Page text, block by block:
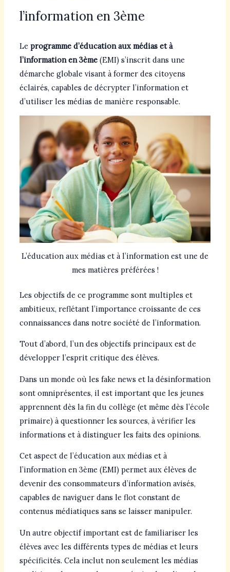
l’information en 3ème
Le programme d’éducation aux médias et à
l’information en 3ème(EMI) s’inscrit dans une
démarche globale visant à former des citoyens
éclairés, capables de décrypter l’information et
d’utiliser les médias de manière responsable.
L’éducation aux médias et à l’information est une de
mes matières préférées !
Les objectifs de ce programme sont multiples et
ambitieux, reflétant l’importance croissante de ces
connaissances dans notre société de l’information.
Tout d’abord, l’un des objectifs principaux est de
développer l’esprit critique des élèves.
Dans un monde où les fake news et la désinformation
sont omniprésentes, il est important que les jeunes
apprennent dès la fin du collège (et même dès l’école
primaire) à questionner les sources, à vérifier les
informations et à distinguer les faits des opinions.
Cet aspect de l’éducation aux médias et à
l’information en 3ème (EMI) permet aux élèves de
devenir des consommateurs d’information avisés,
capables de naviguer dans le flot constant de
contenus médiatiques sans se laisser manipuler.
Un autre objectif important est de familiariser les
élèves avec les différents types de médias et leurs
spécificités. Cela inclut non seulement les médias